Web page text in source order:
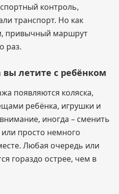
контроль,
транспорт. Но как
привычный маршрут
раз.
вы летите с ребёнком
появляются коляска,
ребёнка, игрушки и
иногда – сменить
или просто немного
Любая очередь или
гораздо острее, чем в